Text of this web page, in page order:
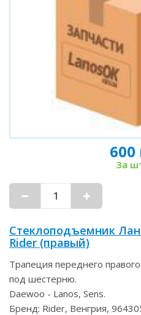
600
За
Стеклоподъемник
Rider (правый)
Трапеция переднего
под шестерню.
Daewoo - Lanos, Sens.
Бренд: Rider, Венгрия,